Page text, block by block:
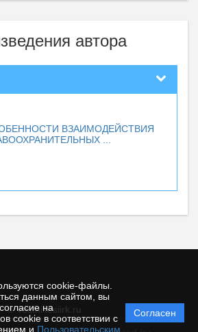
cookie-файлы.
данным сайтом, вы
на
cookie в соответствии с
и Пользовательским
Согласен
автора
ВЗАИМОДЕЙСТВИЯ
...
© vestnikesiirk.ru